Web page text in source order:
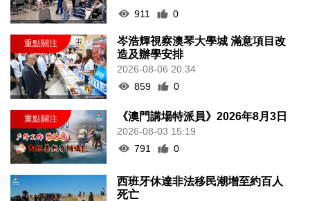
911
0
岑浩輝視察澳琴大學城 滿意項目改
造及辦學安排
2026-08-06 20:34
859
0
《澳門講場特派員》2026年8月3日
2026-08-03 15:19
791
0
西班牙休達非法移民潮增至約百人
死亡